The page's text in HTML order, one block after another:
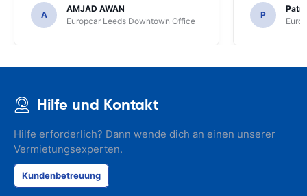
A
AMJAD AWAN
Europcar Leeds Downtown Office
P
Hilfe und Kontakt
Hilfe erforderlich? Dann wende dich an einen unserer
Vermietungsexperten.
Kundenbetreuung